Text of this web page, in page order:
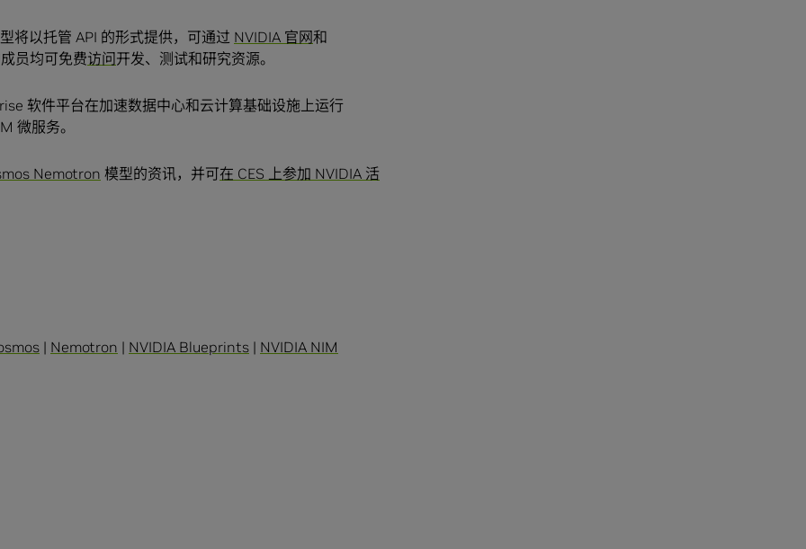
将以托管 API 的形式提供，可通过 NVIDIA 官网和
员均可免费访问开发、测试和研究资源。
软件平台在加速数据中心和云计算基础设施上运行
微服务。
Nemotron 模型的资讯，并可在 CES 上参加 NVIDIA 活
| Nemotron | NVIDIA Blueprints | NVIDIA NIM